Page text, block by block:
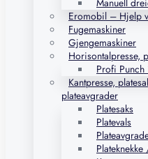
Manuell
Eromobil – Hjelp
Fugemaskiner
Gjengemaskiner
Horisontalpresse,
Profi Punch
Kantpresse,
plateavgrader
Platesaks
Platevals